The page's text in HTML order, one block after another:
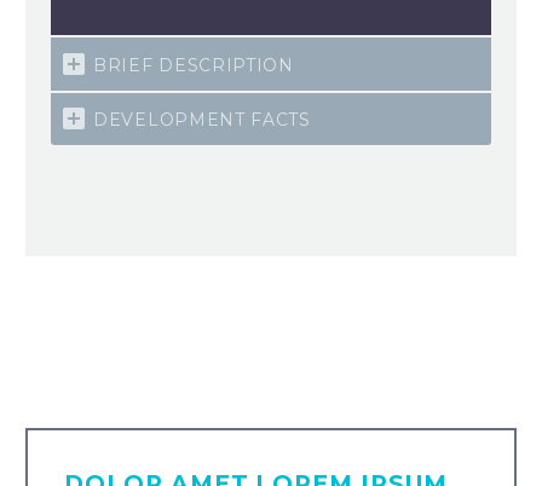
BRIEF DESCRIPTION
DEVELOPMENT FACTS